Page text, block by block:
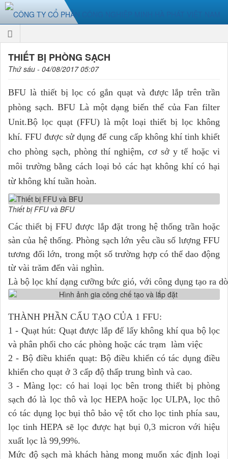
THIẾT BỊ PHÒNG SẠCH
Thứ sáu - 04/08/2017 05:07
BFU là thiết bị lọc có gắn quạt và được lắp trên trần
phòng sạch. BFU Là một dạng biến thể của Fan filter
Unit.Bộ lọc quạt (FFU) là một loại thiết bị lọc không
khí. FFU được sử dụng để cung cấp không khí tinh khiết
cho phòng sạch, phòng thí nghiệm, cơ sở y tế hoặc vi
môi trường bằng cách loại bỏ các hạt không khí có hại
từ không khí tuần hoàn.
Thiết bị FFU và BFU
Các thiết bị FFU được lắp đặt trong hệ thống trần hoặc
sàn của hệ thống. Phòng sạch lớn yêu cầu số lượng FFU
tương đối lớn, trong một số trường hợp có thể dao động
từ vài trăm đến vài nghìn.
Là bộ lọc khí dạng cưỡng bức gió, với công dụng tạo ra
THÀNH PHẦN CẤU TẠO CỦA 1 FFU:
1 - Quạt hút: Quạt được lắp để lấy không khí qua bộ lọc
và phân phối cho các phòng hoặc các trạm làm việc
2 - Bộ điều khiển quạt: Bộ điều khiển có tác dụng điều
khiển cho quạt ở 3 cấp độ thấp trung bình và cao.
3 - Màng lọc: có hai loại lọc bên trong thiết bị phòng
sạch đó là lọc thô và lọc HEPA hoặc lọc ULPA, lọc thô
có tác dụng lọc bụi thô bảo vệ tốt cho lọc tinh phía sau,
lọc tinh HEPA sẽ lọc được hạt bụi 0,3 micron với hiệu
xuất lọc là 99,99%.
Mức độ sạch mà khách hàng mong muốn xác định loại